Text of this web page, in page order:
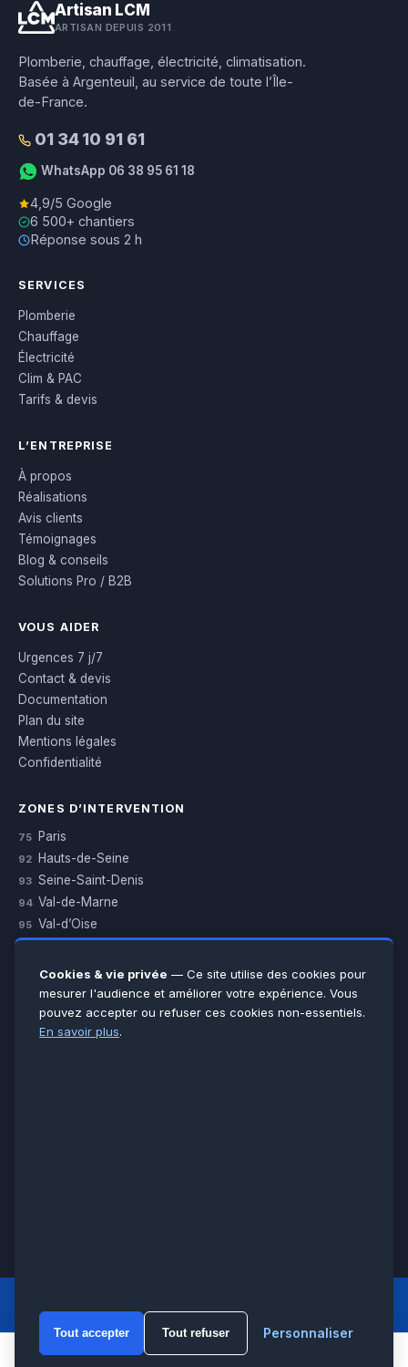
Artisan LCM
ARTISAN DEPUIS 2011
Plomberie, chauffage, électricité, climatisation.
Basée à Argenteuil, au service de toute l’Île-
de-France.
01 34 10 91 61
WhatsApp 06 38 95 61 18
4,9/5 Google
6 500+ chantiers
Réponse sous 2 h
SERVICES
Plomberie
Chauffage
Électricité
Clim & PAC
Tarifs & devis
L’ENTREPRISE
À propos
Réalisations
Avis clients
Témoignages
Blog & conseils
Solutions Pro / B2B
VOUS AIDER
Urgences 7 j/7
Contact & devis
Documentation
Plan du site
Mentions légales
Confidentialité
ZONES D’INTERVENTION
75 Paris
92 Hauts-de-Seine
93 Seine-Saint-Denis
94 Val-de-Marne
95 Val-d’Oise
Essonne
Seine-et-Marne
Voir toutes les villes →
LCM
Cookies & vie privée — Ce site utilise des cookies pour
mesurer l'audience et améliorer votre expérience. Vous
pouvez accepter ou refuser ces cookies non-essentiels.
En savoir plus.
Tout accepter Tout refuser Personnaliser